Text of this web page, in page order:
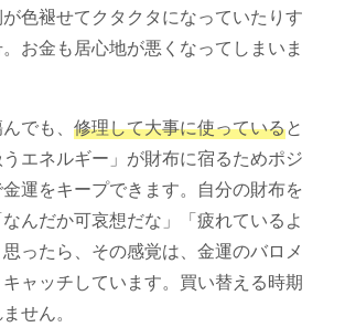
色褪せてクタクタになっていたりす
お金も居心地が悪くなってしまいま
でも、 修理して大事に使っていると
うエネルギー」が財布に宿るためポジ
運をキープできます。自分の財布を
んだか可哀想だな」「疲れているよ
ったら、その感覚は、金運のバロメ
ャッチしています。買い替える時期
せん。